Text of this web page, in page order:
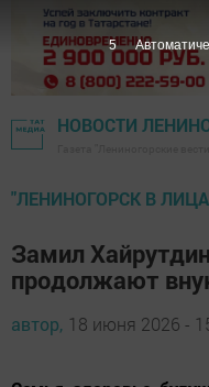
НОВОСТИ
"ЛЕНИНОГОРСК В
Замил
продолжают
автор, 18 июня 2026 -
4